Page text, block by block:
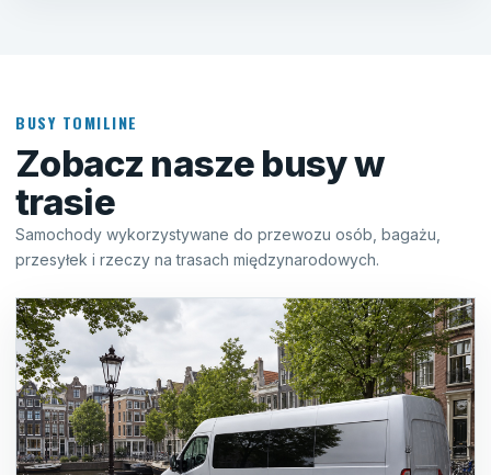
BUSY TOMILINE
Zobacz nasze busy w
trasie
Samochody wykorzystywane do przewozu osób, bagażu,
przesyłek i rzeczy na trasach międzynarodowych.